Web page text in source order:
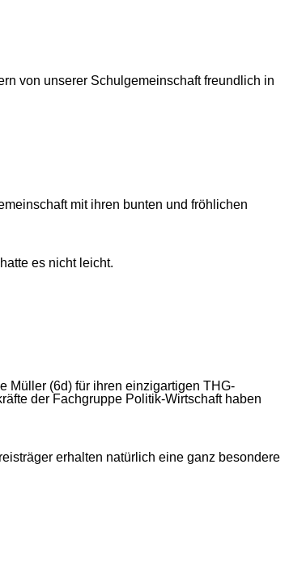
von unserer Schulgemeinschaft freundlich in
mit ihren bunten und fröhlichen
es nicht leicht.
Müller (6d) für ihren einzigartigen THG-
der Fachgruppe Politik-Wirtschaft haben
erhalten natürlich eine ganz besondere